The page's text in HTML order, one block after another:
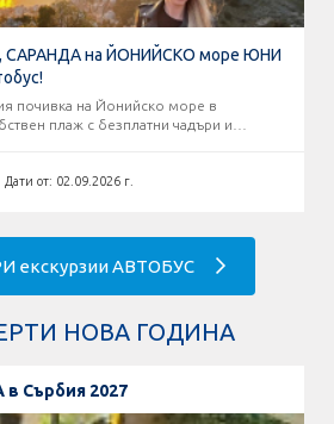
САРАНДА на ЙОНИЙСКО море ЮНИ
почивка на Йонийско море в
плаж с безплатни чадъри и
Дати от: 02.09.2026 г.
екскурзии АВТОБУС
НОВА ГОДИНА
в Сърбия 2027